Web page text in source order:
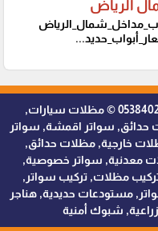
الرياض
ظلال التميز للمظلات والسواتر - 0538402607 © مظلات سيارات,
سواتر اقمشة, سواتر
خارجية, مظلات حدائق,
معدنية, سواتر خصوصية,
مظلات, تركيب سواتر,
مستودعات حديدية, هناجر
شبوك أمنية